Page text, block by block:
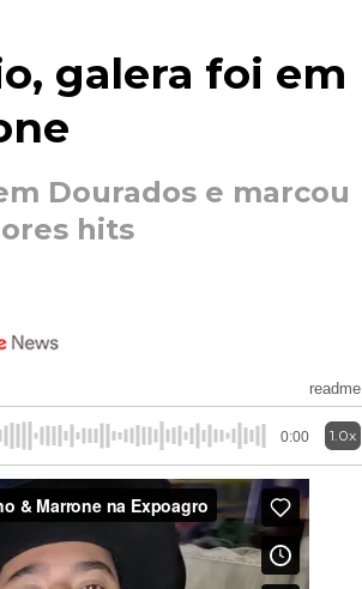
galera foi em
Dourados e marcou
hits
readme
0:00 1.0x